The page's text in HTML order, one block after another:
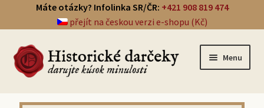
Máte otázky? Infolinka SR/ČR: +421 908 819 474
přejít na českou verzi e-shopu (Kč)
Menu
Prehľad darčekov